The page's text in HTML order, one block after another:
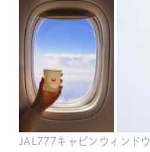
JAL777キャビンウィンドウ